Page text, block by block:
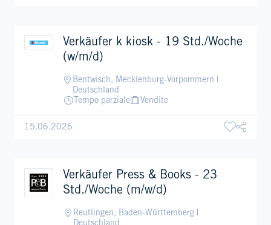
Verkäufer k kiosk - 19 Std./Woche
(w/m/d)
Bentwisch, Mecklenburg-Vorpommern |
Deutschland
Tempo parziale
Vendite
15.06.2026
Verkäufer Press & Books - 23
Std./Woche (m/w/d)
Reutlingen, Baden-Württemberg |